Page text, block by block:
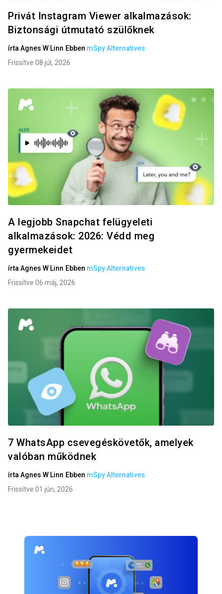
Privát Instagram Viewer alkalmazások:
Biztonsági útmutató szülőknek
írta Agnes W Linn Ebben mSpy Alternatives
Frissítve 08 júl, 2026
A legjobb Snapchat felügyeleti
alkalmazások: 2026: Védd meg
gyermekeidet
írta Agnes W Linn Ebben mSpy Alternatives
Frissítve 06 máj, 2026
7 WhatsApp csevegéskövetők, amelyek
valóban működnek
írta Agnes W Linn Ebben mSpy Alternatives
Frissítve 01 jún, 2026